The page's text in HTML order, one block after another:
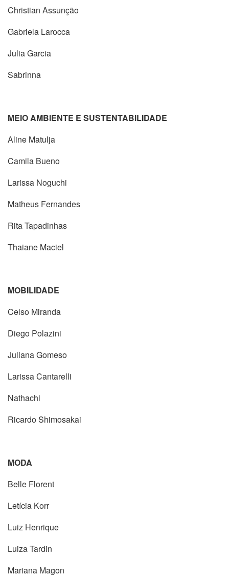
Christian Assunção
Gabriela Larocca
Julia Garcia
Sabrinna
MEIO AMBIENTE E SUSTENTABILIDADE
Aline Matulja
Camila Bueno
Larissa Noguchi
Matheus Fernandes
Rita Tapadinhas
Thaiane Maciel
MOBILIDADE
Celso Miranda
Diego Polazini
Juliana Gomeso
Larissa Cantarelli
Nathachi
Ricardo Shimosakai
MODA
Belle Florent
Letícia Korr
Luiz Henrique
Luiza Tardin
Mariana Magon